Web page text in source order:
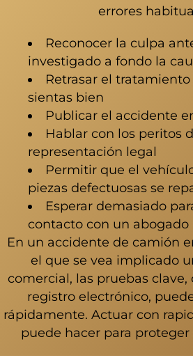
errores
Reconocer la culpa
investigado a fondo la
Retrasar el
sientas bien
Publicar el accidente
Hablar con los peritos
representación legal
Permitir que el
piezas defectuosas se
Esperar demasiado
contacto con un abogado
En un accidente de camión
el que se vea implicado
comercial, las pruebas clave,
registro electrónico,
rápidamente. Actuar con
puede hacer para